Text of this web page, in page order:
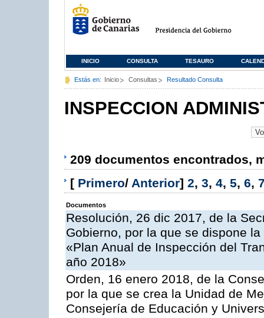
INICIO CONSULTA TESAURO
Estás en: Inicio Consultas Resultado Consulta
INSPECCION
209 documentos encontrados,
[ Primero/ Anterior] 2, 3, 4, 5, 6,
Documentos
Resolución, 26 dic 2017, de la
Gobierno, por la que se dispone
«Plan Anual de Inspección del
año 2018»
Orden, 16 enero 2018, de la
por la que se crea la Unidad de
Consejería de Educación y